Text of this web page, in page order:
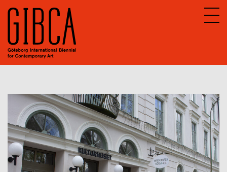
Om GIBCA Extended
Nätverket
Arkiv
GIBCA Extended 2013
GIBCA Extended 2015
GIBCA Extended 2017